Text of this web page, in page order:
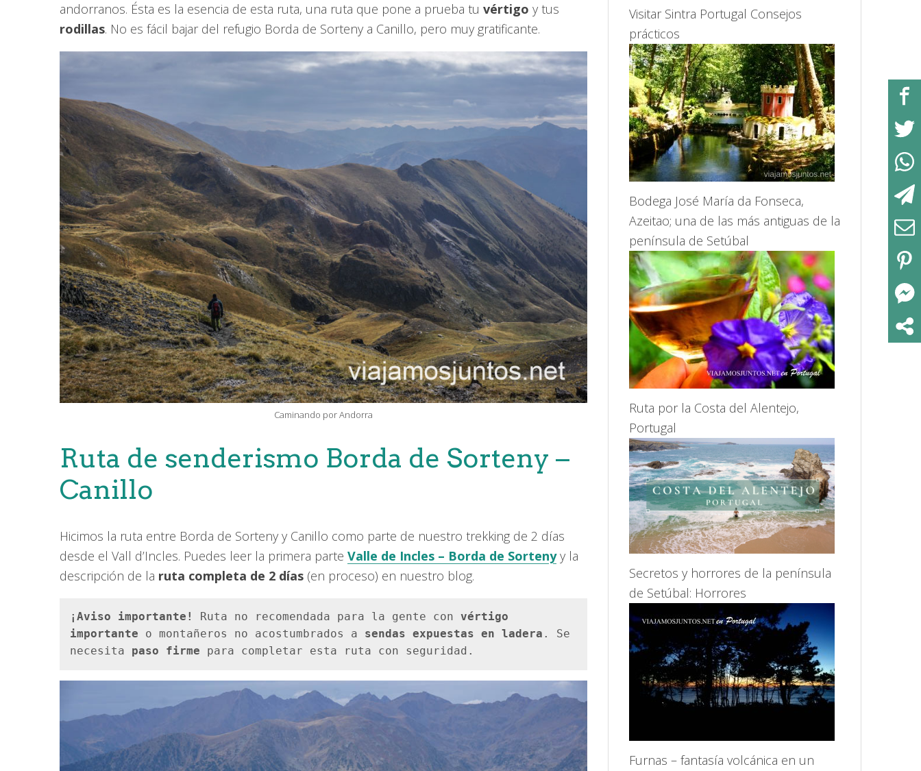
andorranos. Ésta es la esencia de esta ruta, una ruta que pone a prueba tu vértigo y tus
rodillas. No es fácil bajar del refugio Borda de Sorteny a Canillo, pero muy gratificante.
Caminando por Andorra
Ruta de senderismo Borda de Sorteny –
Canillo
Hicimos la ruta entre Borda de Sorteny y Canillo como parte de nuestro trekking de 2 días
desde el Vall d’Incles. Puedes leer la primera parte Valle de Incles – Borda de Sortenyy la
descripción de la ruta completa de 2 días (en proceso) en nuestro blog.
¡Aviso importante! Ruta no recomendada para la gente con vértigo
importante o montañeros no acostumbrados a sendas expuestas en ladera . Se
necesita paso firme para completar esta ruta con seguridad.
Visitar Sintra Portugal Consejos
prácticos
Bodega José María da Fonseca,
Azeitao; una de las más antiguas de la
península de Setúbal
Ruta por la Costa del Alentejo,
Portugal
Secretos y horrores de la península
de Setúbal: Horrores
Furnas – fantasía volcánica en un